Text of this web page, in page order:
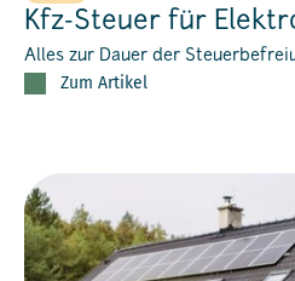
Kfz-Steuer für
Alles zur Dauer der
Zum Artikel